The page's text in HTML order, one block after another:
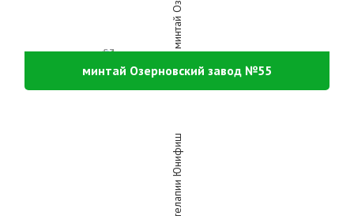
минтай Озерновский завод №55